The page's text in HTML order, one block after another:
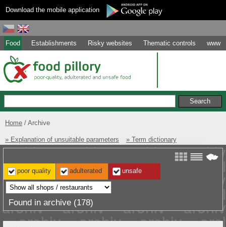
Download the mobile application
Food Establishments Risky websites Thematic controls www
Home Archive
» Explanation of unsuitable parameters » Term dictionary
poor quality adulterated unsafe
Found in archive (178)